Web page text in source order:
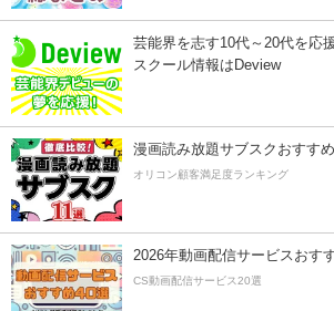
芸能界を志す10代～20代を応
スクール情報はDeview
漫画読み放題サブスクおすす
オリコン顧客満足度ランキング
2026年動画配信サービスおす
CS動画配信サービス20選